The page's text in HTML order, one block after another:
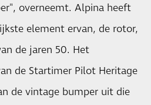
overneemt. Alpina heeft
element ervan, de rotor,
de jaren 50. Het
de Startimer Pilot Heritage
de vintage bumper uit die